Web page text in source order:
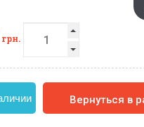
грн.
Вернуться в